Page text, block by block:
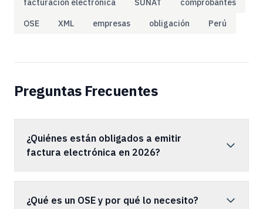
facturación electrónica SUNAT
comprobantes
OSE
XML empresas obligación Perú
Preguntas Frecuentes
¿Quiénes están obligados a emitir
factura electrónica en 2026?
¿Qué es un OSE y por qué lo necesito?